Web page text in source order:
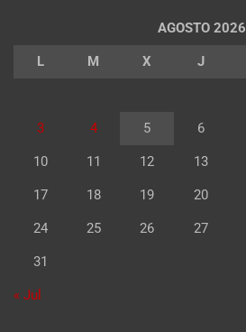
AGOSTO 2026
L M X J
3 4 5 6
10 11 12 13
17 18 19 20
24 25 26 27
31
« Jul